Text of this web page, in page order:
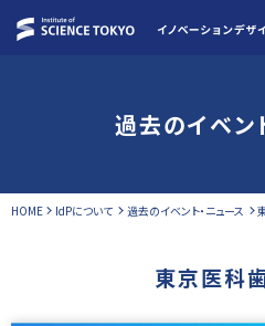
過去のイベン
HOME IdPについて 過去のイベント・ニュース
東京医科